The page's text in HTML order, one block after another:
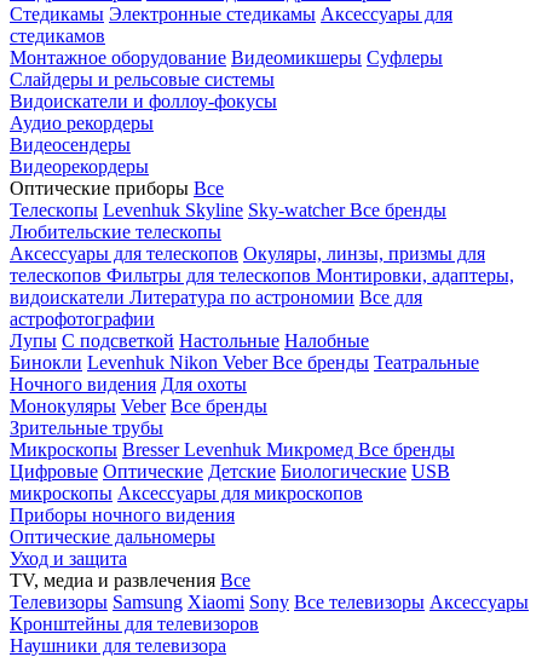
Стедикамы Электронные стедикамы Аксессуары для
стедикамов
Монтажное оборудование Видеомикшеры Суфлеры
Слайдеры и рельсовые системы
Видоискатели и фоллоу-фокусы
Аудио рекордеры
Видеосендеры
Видеорекордеры
Оптические приборы Все
Телескопы Levenhuk Skyline Sky-watcherВсе бренды
Любительские телескопы
Аксессуары для телескопов Окуляры, линзы, призмы для
телескопов Фильтры для телескопов Монтировки, адаптеры,
видоискатели Литература по астрономии Все для
астрофотографии
Лупы С подсветкой Настольные Налобные
Бинокли Levenhuk Nikon VeberВсе бренды Театральные
Ночного видения Для охоты
Монокуляры Veber Все бренды
Зрительные трубы
Микроскопы BresserLevenhuk Микромед Все бренды
Цифровые Оптические Детские Биологические USB
микроскопы Аксессуары для микроскопов
Приборы ночного видения
Оптические дальномеры
Уход и защита
TV, медиа и развлечения Все
Телевизоры Samsung Xiaomi Sony Все телевизоры Аксессуары
Кронштейны для телевизоров
Наушники для телевизора